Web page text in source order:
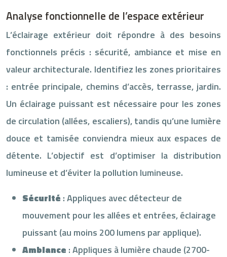
Analyse fonctionnelle de l’espace extérieur
L’éclairage extérieur doit répondre à des besoins
fonctionnels précis : sécurité, ambiance et mise en
valeur architecturale. Identifiez les zones prioritaires
: entrée principale, chemins d’accès, terrasse, jardin.
Un éclairage puissant est nécessaire pour les zones
de circulation (allées, escaliers), tandis qu’une lumière
douce et tamisée conviendra mieux aux espaces de
détente. L’objectif est d’optimiser la distribution
lumineuse et d’éviter la pollution lumineuse.
Sécurité : Appliques avec détecteur de
mouvement pour les allées et entrées, éclairage
puissant (au moins 200 lumens par applique).
Ambiance : Appliques à lumière chaude (2700-